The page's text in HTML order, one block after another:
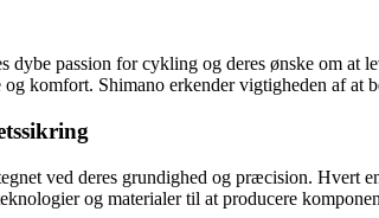
dybe passion for cykling og deres ønske om
og komfort. Shimano erkender vigtigheden af
ved deres grundighed og præcision. Hvert
og materialer til at producere